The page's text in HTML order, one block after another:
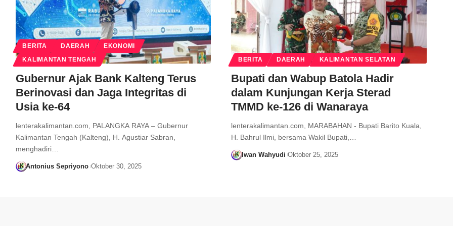
BERITA DAERAH EKONOMI
KALIMANTAN TENGAH
Gubernur Ajak Bank Kalteng Terus
Berinovasi dan Jaga Integritas di
Usia ke-64
lenterakalimantan.com, PALANGKA RAYA – Gubernur
Kalimantan Tengah (Kalteng), H. Agustiar Sabran,
menghadiri…
Antonius Sepriyono Oktober 30, 2025
BERITA DAERAH KALIMANTAN SELATAN
Bupati dan Wabup Batola Hadir
dalam Kunjungan Kerja Sterad
TMMD ke-126 di Wanaraya
lenterakalimantan.com, MARABAHAN - Bupati Barito Kuala,
H. Bahrul Ilmi, bersama Wakil Bupati,…
Iwan Wahyudi Oktober 25, 2025